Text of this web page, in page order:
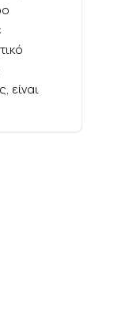
είναι